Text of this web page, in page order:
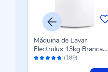
Avaliação: (189)
Máquina de Lavar
Electrolux 13kg Branca
Efficient LDA13